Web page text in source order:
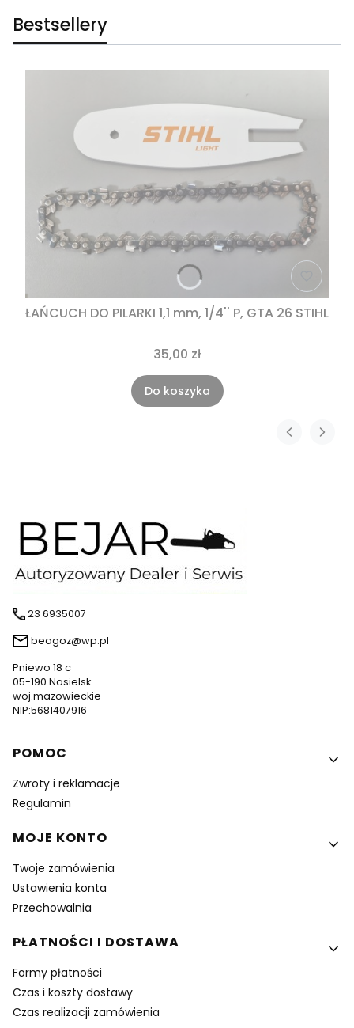
Bestsellery
ŁAŃCUCH DO PILARKI 1,1 mm, 1/4'' P, GTA 26 STIHL
35,00 zł
Do koszyka
23 6935007
beagoz@wp.pl
Pniewo 18 c
05-190 Nasielsk
woj.mazowieckie
NIP:5681407916
Linki w stopce
POMOC
Zwroty i reklamacje
Regulamin
MOJE KONTO
Twoje zamówienia
Ustawienia konta
Przechowalnia
PŁATNOŚCI I DOSTAWA
Formy płatności
Czas i koszty dostawy
Czas realizacji zamówienia